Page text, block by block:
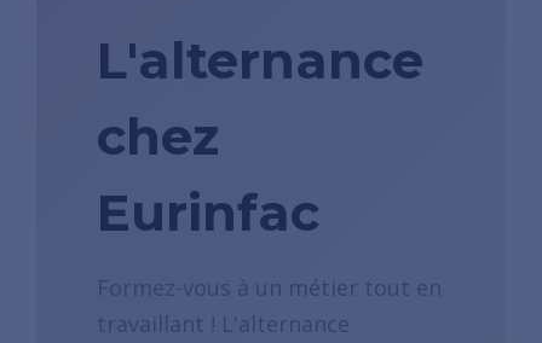
L'alternance
chez
Eurinfac
Formez-vous à un métier tout en
travaillant ! L'alternance